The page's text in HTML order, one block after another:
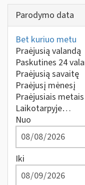
Parodymo data
Bet kuriuo metu
Praėjusią valandą
Paskutines 24
Praėjusią savaitę
Praėjusį mėnesį
Praėjusiais metais
Laikotarpyje…
Nuo
Iki